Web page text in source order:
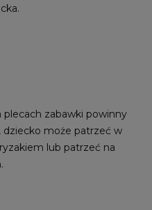
plecach zabawki powinny
dziecko może patrzeć w
lub patrzeć na